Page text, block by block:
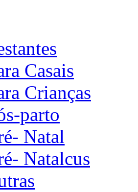
Casais
Crianças
parto
Natal
Natalcus